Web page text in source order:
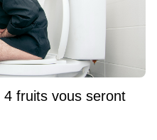
fruits vous seront